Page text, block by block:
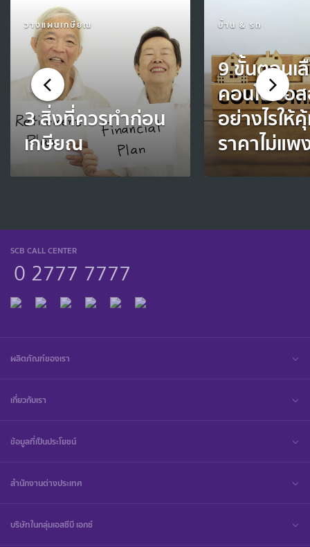
วางแผนเกษียณ
3 สิ่งที่ควรทำก่อน
เกษียณ
บ้าน & รถ
9 ขั้นตอนเ
คอนโดมือ
อย่างไรให้
ราคาไม่แพ
SCB CALL CENTER
0 2777 7777
ผลิตภัณฑ์ของเรา
เกี่ยวกับเรา
ข้อมูลที่เป็นประโยชน์
สำนักงานต่างประเทศ
บริษัทในกลุ่มเอสซีบี เอกซ์